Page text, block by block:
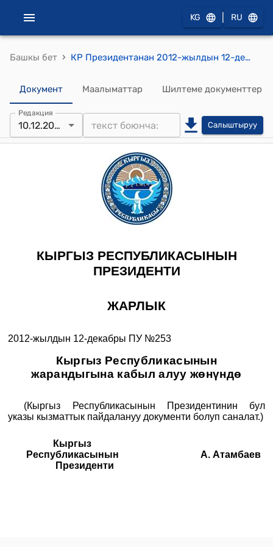
KG RU
Башкы бет › КР Президентанан 2012-жылдын 12-декабрындагы ПУ №253 "Кыргыз Республикасынын жарандыгына кабыл алуу жөнүндө" жарлыгы
Документ Маалыматтар Шилтеме документтер
Редакция
10.12.2012 Салыштыруу